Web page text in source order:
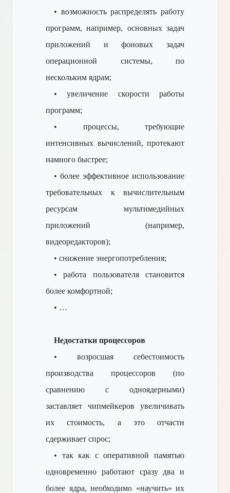
• возможность распределять работу
программ, например, основных задач
приложений и фоновых задач
операционной системы, по
нескольким ядрам;
• увеличение скорости работы
программ;
• процессы, требующие
интенсивных вычислений, протекают
намного быстрее;
• более эффективное использование
требовательных к вычислительным
ресурсам мультимедийных
приложений (например,
видеоредакторов);
• снижение энергопотребления;
• работа пользователя
становится
более комфортной;
• …
Недостатки процессоров
• возросшая себестоимость
производства процессоров (по
сравнению с одноядерными)
заставляет чипмейкеров увеличивать
их стоимость, а это отчасти
сдерживает спрос;
• так как с оперативной памятью
одновременно работают сразу два и
более ядра, необходимо «научить» их